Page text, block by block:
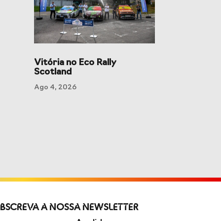
Vitória no Eco Rally
Scotland
Ago 4, 2026
a Nossa Newsletter